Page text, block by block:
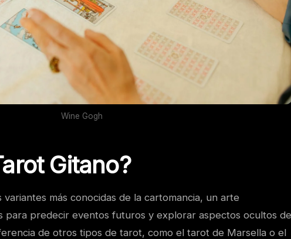
Wine Gogh
Gitano?
variantes más conocidas de la cartomancia, un arte
para predecir eventos futuros y explorar aspectos ocultos de
de otros tipos de tarot, como el tarot de Marsella o el